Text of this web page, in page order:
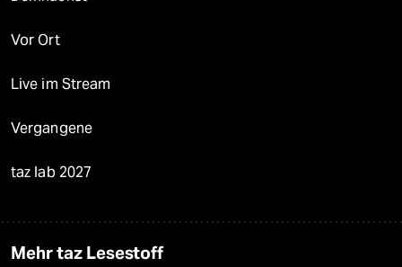
Vor Ort
Live im Stream
Vergangene
taz lab 2027
Mehr taz Lesestoff